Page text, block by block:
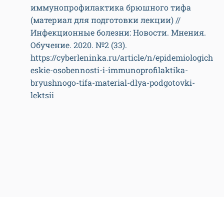
иммунопрофилактика брюшного тифа
(материал для подготовки лекции) //
Инфекционные болезни: Новости. Мнения.
Обучение. 2020. №2 (33).
https://cyberleninka.ru/article/n/epidemiologich
eskie-osobennosti-i-immunoprofilaktika-
bryushnogo-tifa-material-dlya-podgotovki-
lektsii